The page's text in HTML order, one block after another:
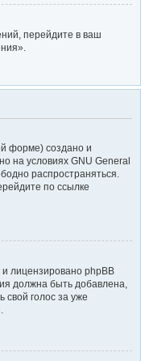
перейдите в ваш
форме) создано и
на условиях GNU General
распространяться.
по ссылке
лицензировано phpBB
должна быть добавлена,
свой голос за уже